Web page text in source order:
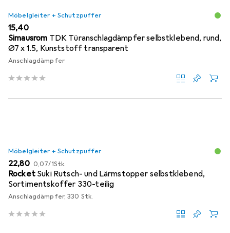
Möbelgleiter + Schutzpuffer
EUR
15,40
Simausrom TDK Türanschlagdämpfer selbstklebend, rund,
Ø7 x 1.5, Kunststoff transparent
Anschlagdämpfer
Möbelgleiter + Schutzpuffer
EUR
22,80 EUR
0,07/1Stk.
Rocket Suki Rutsch- und Lärmstopper selbstklebend,
Sortimentskoffer 330-teilig
Anschlagdämpfer, 330 Stk.